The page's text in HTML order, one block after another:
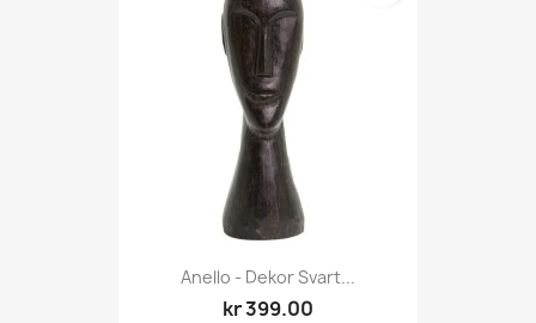
Anello - Dekor Svart...
kr 399.00